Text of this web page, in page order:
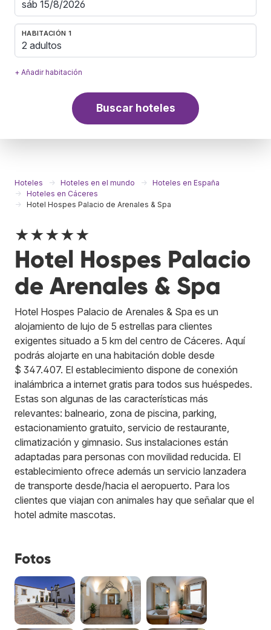
HABITACIÓN 1
2 adultos
+ Añadir habitación
Buscar hoteles
Hoteles Hoteles en el mundo
Hoteles en España
Hoteles en Cáceres
Hotel Hospes Palacio de Arenales & Spa
★★★★★
Hotel Hospes Palacio
de Arenales & Spa
Hotel Hospes Palacio de Arenales & Spa es un
alojamiento de lujo de 5 estrellas para clientes
exigentes situado a 5 km del centro de Cáceres. Aquí
podrás alojarte en una habitación doble desde
$ 347.407. El establecimiento dispone de conexión
inalámbrica a internet gratis para todos sus huéspedes.
Estas son algunas de las características más
relevantes: balneario, zona de piscina, parking,
estacionamiento gratuito, servicio de restaurante,
climatización y gimnasio. Sus instalaciones están
adaptadas para personas con movilidad reducida. El
establecimiento ofrece además un servicio lanzadera
de transporte desde/hacia el aeropuerto. Para los
clientes que viajan con animales hay que señalar que el
hotel admite mascotas.
Fotos